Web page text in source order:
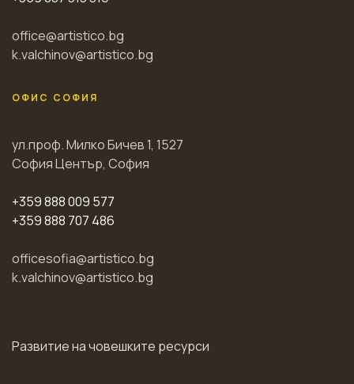
office@artistico.bg
k.valchinov@artistico.bg
ОФИС СОФИЯ
ул.проф. Милко Бичев 1, 1527
София Център, София
+359 888 009 577
+359 888 707 486
officesofia@artistico.bg
k.valchinov@artistico.bg
Развитие на човешките ресурси